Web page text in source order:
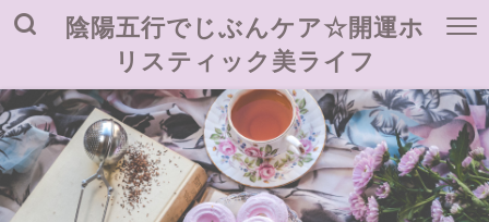
陰陽五行でじぶんケア☆開運ホ
リスティック美ライフ